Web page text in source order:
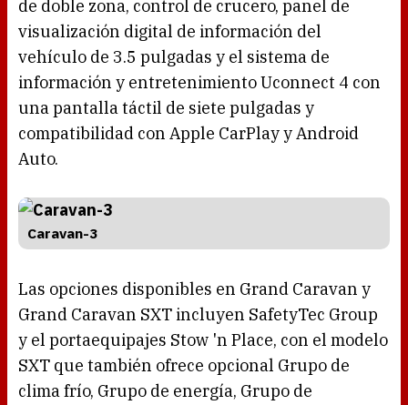
de doble zona, control de crucero, panel de
visualización digital de información del
vehículo de 3.5 pulgadas y el sistema de
información y entretenimiento Uconnect 4 con
una pantalla táctil de siete pulgadas y
compatibilidad con Apple CarPlay y Android
Auto.
Caravan-3
Las opciones disponibles en Grand Caravan y
Grand Caravan SXT incluyen SafetyTec Group
y el portaequipajes Stow 'n Place, con el modelo
SXT que también ofrece opcional Grupo de
clima frío, Grupo de energía, Grupo de